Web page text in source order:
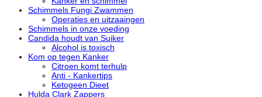
Schimmels Fungi Zwammen
Operaties en uitzaaingen
Schimmels in onze voeding
Candida houdt van Suiker
Alcohol is toxisch
Kom op tegen Kanker
Citroen komt terhulp
Anti - Kankertips
Ketogeen Dieet
Hulda Clark Zappers